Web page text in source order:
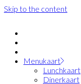
Skip to the content
Menukaart
Lunchkaart
Dinerkaart